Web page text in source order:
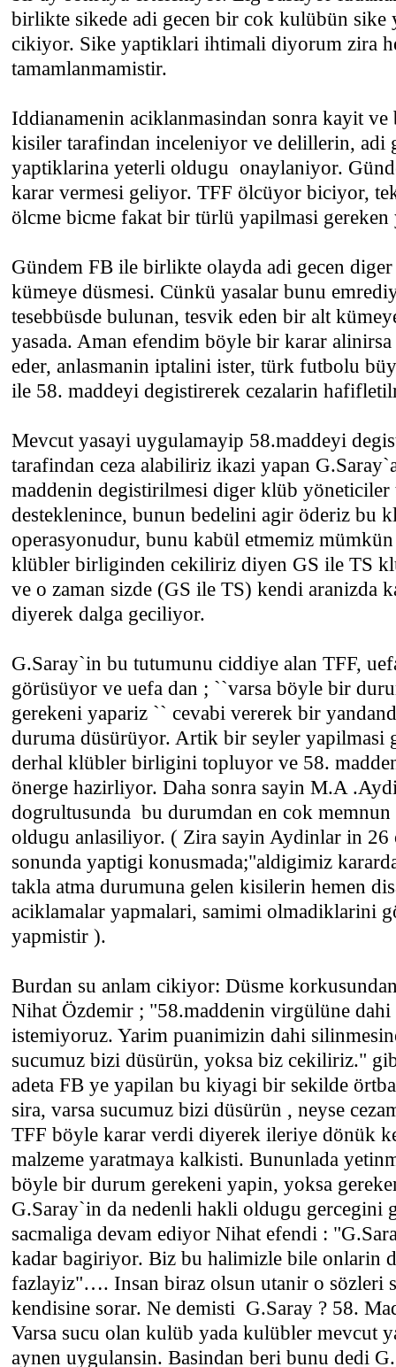
birlikte sikede adi gecen bir cok kulübün
cikiyor. Sike yaptiklari ihtimali diyorum zira
tamamlanmamistir.
Iddianamenin aciklanmasindan sonra kayit
kisiler tarafindan inceleniyor ve delillerin, adi
yaptiklarina yeterli oldugu onaylaniyor.
karar vermesi geliyor. TFF ölcüyor biciyor,
ölcme bicme fakat bir türlü yapilmasi
Gündem FB ile birlikte olayda adi gecen
kümeye düsmesi. Cünkü yasalar bunu
tesebbüsde bulunan, tesvik eden bir alt
yasada. Aman efendim böyle bir karar
eder, anlasmanin iptalini ister, türk futbolu
ile 58. maddeyi degistirerek cezalarin
Mevcut yasayi uygulamayip 58.maddeyi
tarafindan ceza alabiliriz ikazi yapan
maddenin degistirilmesi diger klüb yöneticiler
desteklenince, bunun bedelini agir öderiz bu
operasyonudur, bunu kabül etmemiz
klübler birliginden cekiliriz diyen GS ile TS
ve o zaman sizde (GS ile TS) kendi aranizda
diyerek dalga geciliyor.
G.Saray`in bu tutumunu ciddiye alan TFF,
görüsüyor ve uefa dan ; ``varsa böyle bir
gerekeni yapariz `` cevabi vererek bir
duruma düsürüyor. Artik bir seyler yapilmasi
derhal klübler birligini topluyor ve 58.
önerge hazirliyor. Daha sonra sayin M.A
dogrultusunda bu durumdan en cok
oldugu anlasiliyor. ( Zira sayin Aydinlar in 26
sonunda yaptigi konusmada;"aldigimiz
takla atma durumuna gelen kisilerin hemen
aciklamalar yapmalari, samimi olmadiklarini
yapmistir ).
Burdan su anlam cikiyor: Düsme
Nihat Özdemir ; "58.maddenin virgülüne
istemiyoruz. Yarim puanimizin dahi
sucumuz bizi düsürün, yoksa biz cekiliriz."
adeta FB ye yapilan bu kiyagi bir sekilde
sira, varsa sucumuz bizi düsürün , neyse
TFF böyle karar verdi diyerek ileriye dönük
malzeme yaratmaya kalkisti. Bununlada
böyle bir durum gerekeni yapin, yoksa
G.Saray`in da nedenli hakli oldugu gercegini
sacmaliga devam ediyor Nihat efendi :
kadar bagiriyor. Biz bu halimizle bile onlarin
fazlayiz"…. Insan biraz olsun utanir o sözleri
kendisine sorar. Ne demisti G.Saray ? 58.
Varsa sucu olan kulüb yada kulübler mevcut
aynen uygulansin. Basindan beri bunu dedi